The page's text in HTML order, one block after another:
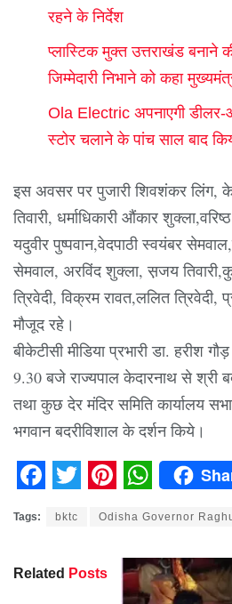
रहने के निर्देश
प्लास्टिक मुक्त उत्तराखंड बनाने
जिम्मेदारी निभाने को कहा
Ola Electric अपनाएगी
स्टोर चलाने के पांच साल बाद
इस अवसर पर पुजारी शिवशंकर लिंग,
तिवारी, धर्माधिकारी औंकार
यदुवीर पुष्पवान,वेदपाठी स्वयंबर
सेमवाल, अरविंद शुक्ला, स़जय
त्रिवेदी, विक्रम रावत,ललित त्रिवेदी,
मौजूद रहे।
बीकेटीसी मीडिया प्रभारी डा. हरीश
9.30 बजे राज्यपाल केदारनाथ से श्री
तथा कुछ देर मंदिर समिति कार्यालय
भगवान बदरीविशाल के दर्शन किये।
Tags: bktc Odisha Governor
Related Posts